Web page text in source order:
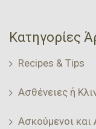
Κατηγορίες
Recipes & Tips
Ασθένειες ή
Ασκούμενοι και